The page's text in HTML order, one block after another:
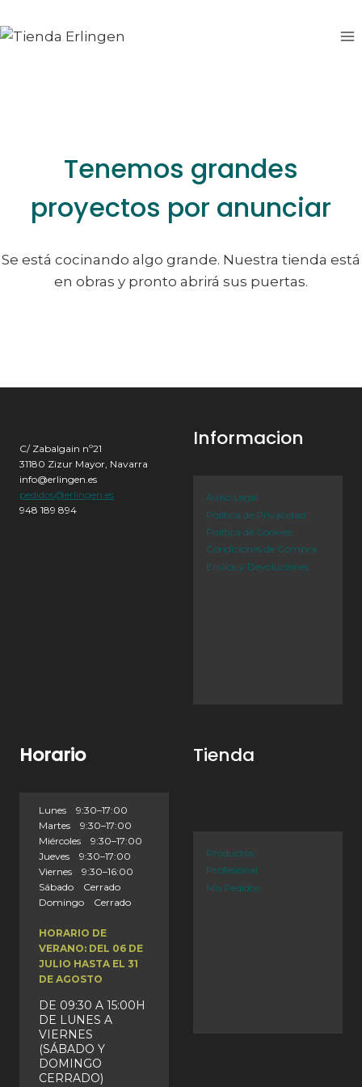
al
al
Tenemos grandes
proyectos por anunciar
Se está cocinando algo grande. Nuestra tienda está
en obras y pronto abrirá sus puertas.
C/ Zabalgain nº21
31180 Zizur Mayor, Navarra
info@erlingen.es
pedidos@erlingen.es
948 189 894
Informacion
Aviso Legal
Política de Privacidad
Política de Cookies
Condiciones de Compra
Envíos y Devoluciones
Horario
Lunes 9:30–17:00
Martes 9:30–17:00
Miércoles 9:30–17:00
Jueves 9:30–17:00
Viernes 9:30–16:00
Sábado Cerrado
Domingo Cerrado
HORARIO DE
VERANO: DEL 06 DE
JULIO HASTA EL 31
DE AGOSTO
DE 09:30 A 15:00H
DE LUNES A
VIERNES
(SÁBADO Y
DOMINGO
CERRADO)
Tienda
Productos
Profesional
Mis Pedidos